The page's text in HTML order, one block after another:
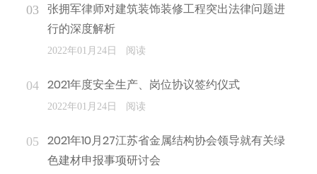
张拥军律师对建筑装饰装修工程突出法律问题进
行的深度解析
2022年01月24日 阅读
2021年度安全生产、岗位协议签约仪式
2022年01月24日 阅读
2021年10月27江苏省金属结构协会领导就有关绿
色建材申报事项研讨会